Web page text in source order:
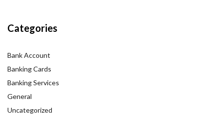
Categories
Bank Account
Banking Cards
Banking Services
General
Uncategorized